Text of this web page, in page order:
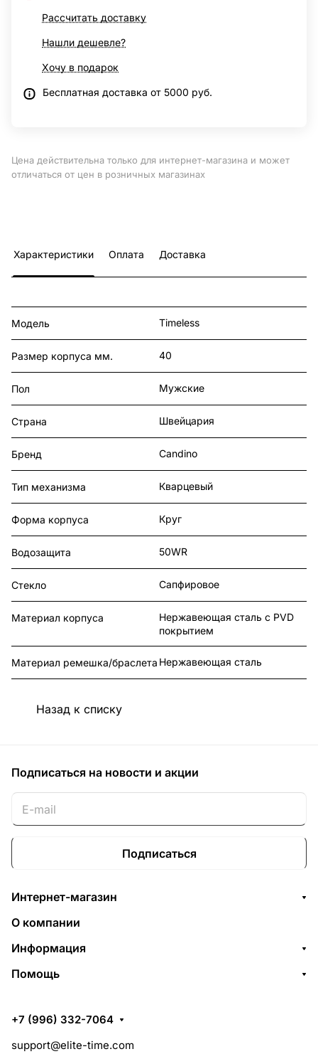
Рассчитать доставку
Нашли дешевле?
Хочу в подарок
Бесплатная доставка от 5000 руб.
Цена действительна только для интернет-магазина и может
отличаться от цен в розничных магазинах
Характеристики Оплата Доставка
Модель Timeless
Размер корпуса мм. 40
Пол Мужские
Страна Швейцария
Бренд Candino
Тип механизма Кварцевый
Форма корпуса Круг
Водозащита 50WR
Стекло Сапфировое
Материал корпуса
Нержавеющая сталь с PVD
покрытием
Материал ремешка/браслета Нержавеющая сталь
Назад к списку
Подписаться на новости и акции
Подписаться
Интернет-магазин
О компании
Информация
Помощь
+7 (996) 332-7064
support@elite-time.com